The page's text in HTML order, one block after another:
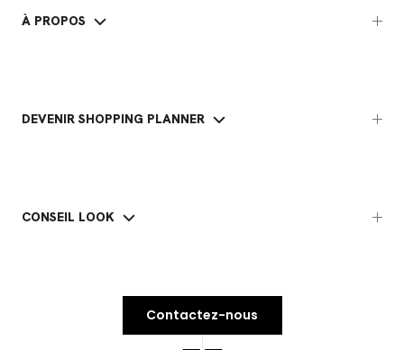
À PROPOS
DEVENIR SHOPPING PLANNER
CONSEIL LOOK
Contactez-nous